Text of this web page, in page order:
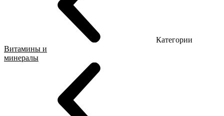
Категории
Витамины и
минералы